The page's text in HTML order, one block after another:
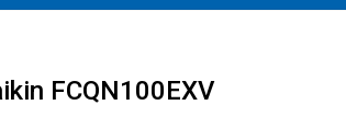
FCQN100EXV